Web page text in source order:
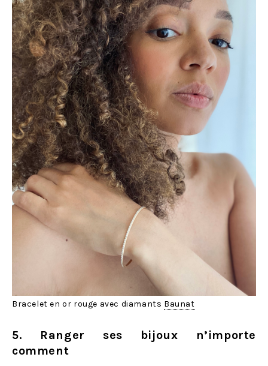
Bracelet en or rouge avec diamants Baunat
5. Ranger ses bijoux n’importe
comment